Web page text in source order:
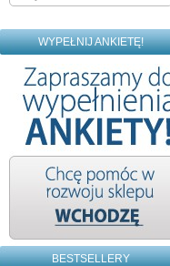
WYPEŁNIJ ANKIETĘ!
BESTSELLERY